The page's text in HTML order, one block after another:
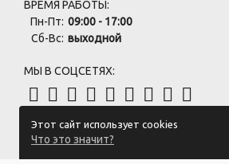
Этот сайт использует cookies
Что это значит?
ВРЕМЯ РАБОТЫ:
Пн-Пт: 09:00 - 17:00
Сб-Вс: выходной
МЫ В СОЦСЕТЯХ:
ПОДПИСАТЬСЯ НА РАССЫЛКУ